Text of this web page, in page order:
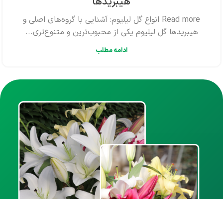
Read more انواع گل لیلیوم: آشنایی با گروه‌های اصلی و
هیبریدها گل لیلیوم یکی از محبوب‌ترین و متنوع‌تری...
ادامه مطلب